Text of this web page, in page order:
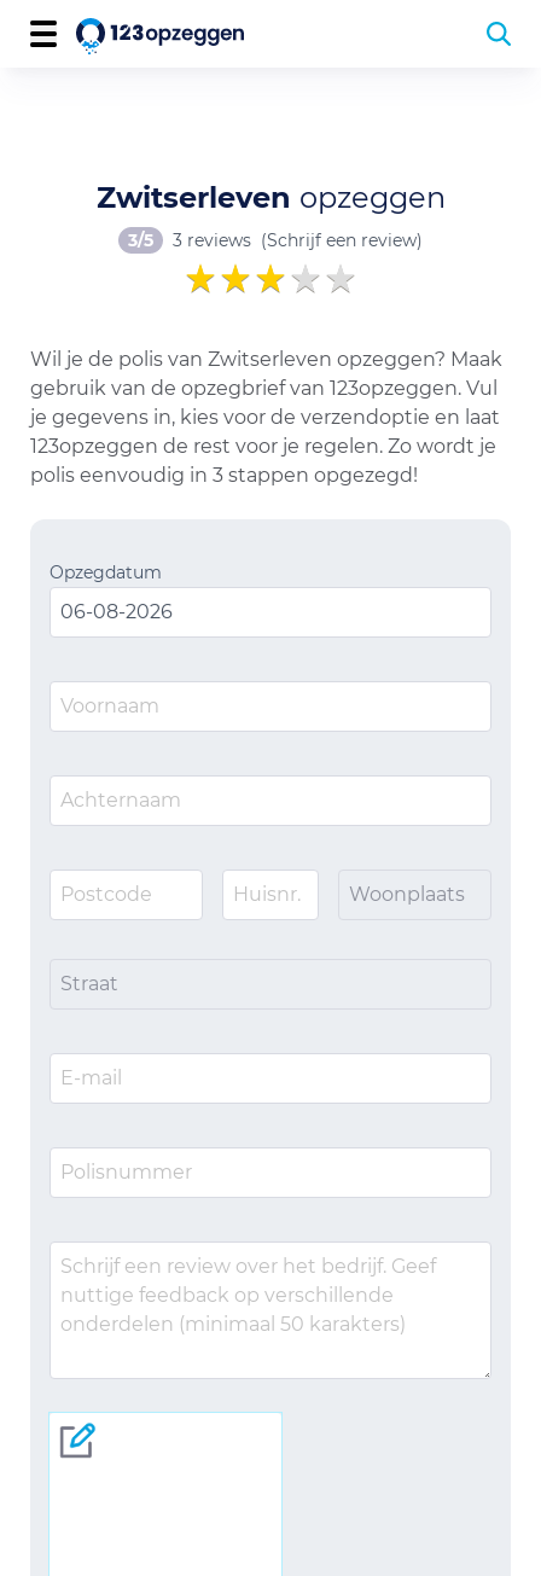
Zwitserleven opzeggen
3/5 3 reviews (Schrijf een review)
Wil je de polis van Zwitserleven opzeggen? Maak
gebruik van de opzegbrief van 123opzeggen. Vul
je gegevens in, kies voor de verzendoptie en laat
123opzeggen de rest voor je regelen. Zo wordt je
polis eenvoudig in 3 stappen opgezegd!
Opzegdatum
Woonplaats
Straat